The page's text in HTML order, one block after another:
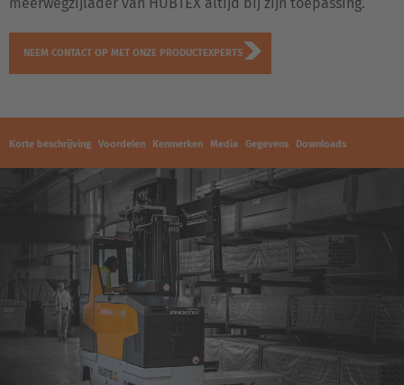
NEEM CONTACT OP MET ONZE PRODUCTEXPERTS
Korte beschrijving Voordelen Kenmerken Media Gegevens Downloads